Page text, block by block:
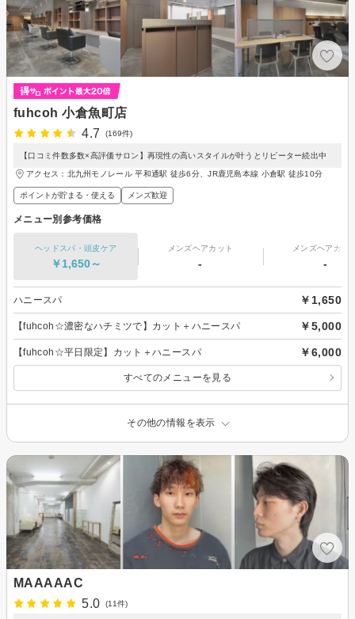
fuhcoh 小倉魚町店
4.7
(169件)
【口コミ件数多数×高評価サロン】再現性の高いスタイルが叶うとリピーター続出中
アクセス：北九州モノレール 平和通駅 徒歩6分、JR鹿児島本線 小倉駅 徒歩10分
ポイントが貯まる・使える メンズ歓迎
メニュー別参考価格
ヘッドスパ・頭皮ケア
￥1,650～
メンズヘアカット
-
メンズヘアカラ
-
ハニースパ ￥1,650
【fuhcoh☆濃密なハチミツで】カット＋ハニースパ ￥5,000
【fuhcoh☆平日限定】カット＋ハニースパ ￥6,000
すべてのメニューを見る
その他の情報を表示
MAAAAAC
5.0
(11件)